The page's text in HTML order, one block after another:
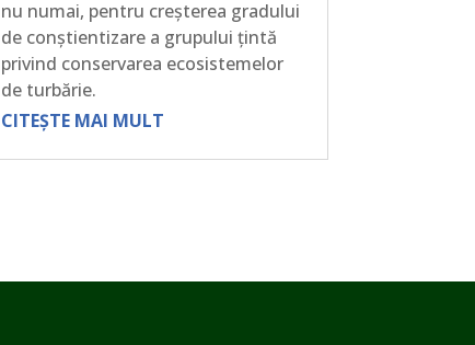
nu numai, pentru creșterea gradului
de conștientizare a grupului țintă
privind conservarea ecosistemelor
de turbărie.
CITEȘTE MAI MULT